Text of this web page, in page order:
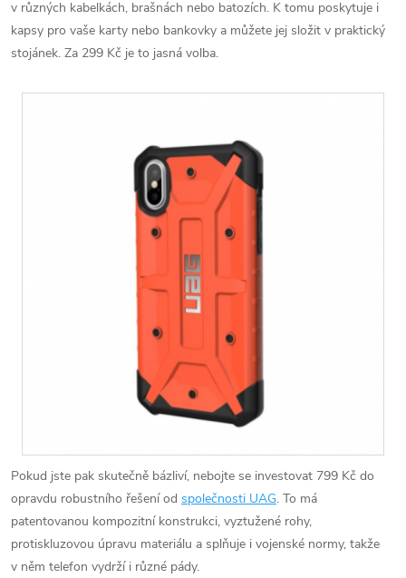
v různých kabelkách, brašnách nebo batozích. K tomu poskytuje i
kapsy pro vaše karty nebo bankovky a můžete jej složit v praktický
stojánek. Za 299 Kč je to jasná volba.
Pokud jste pak skutečně bázliví, nebojte se investovat 799 Kč do
opravdu robustního řešení od společnosti UAG. To má
patentovanou kompozitní konstrukci, vyztužené rohy,
protiskluzovou úpravu materiálu a splňuje i vojenské normy, takže
v něm telefon vydrží i různé pády.